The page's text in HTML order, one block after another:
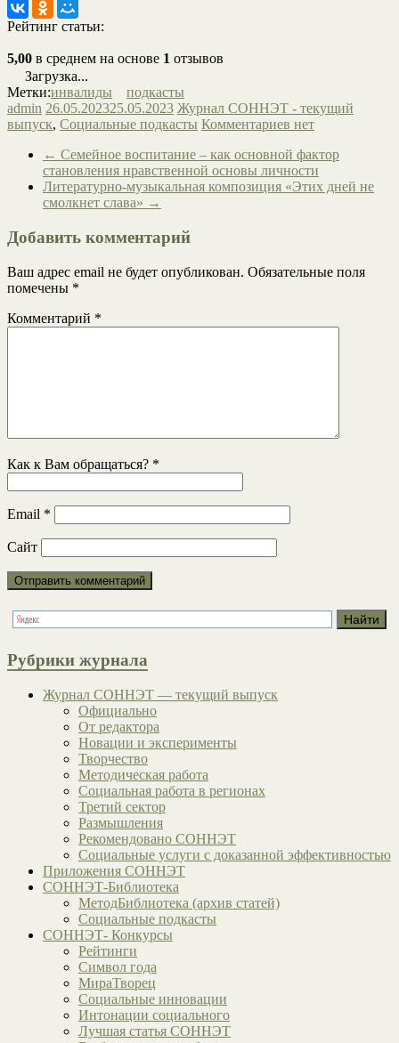
Рейтинг статьи:
5,00 в среднем на основе 1 отзывов
Загрузка...
Метки:инвалиды
подкасты
admin 26.05.202325.05.2023 Журнал СОННЭТ - текущий
выпуск, Социальные подкасты Комментариев нет
← Семейное воспитание – как основной фактор
становления нравственной основы личности
Литературно-музыкальная композиция «Этих дней не
смолкнет слава» →
Добавить комментарий
Ваш адрес email не будет опубликован. Обязательные поля
помечены *
Комментарий *
Как к Вам обращаться? *
Email *
Сайт
Рубрики журнала
Журнал СОННЭТ — текущий выпуск
Официально
От редактора
Новации и эксперименты
Творчество
Методическая работа
Социальная работа в регионах
Третий сектор
Размышления
Рекомендовано СОННЭТ
Социальные услуги с доказанной эффективностью
Приложения СОННЭТ
СОННЭТ-Библиотека
МетодБиблиотека (архив статей)
Социальные подкасты
СОННЭТ- Конкурсы
Рейтинги
Символ года
МираТворец
Социальные инновации
Интонации социального
Лучшая статья СОННЭТ